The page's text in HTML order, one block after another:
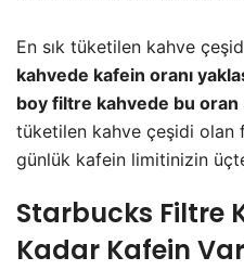
En sık tüketilen kahve
kahvede kafein oranı
boy filtre kahvede bu oran
tüketilen kahve çeşidi olan
günlük kafein limitinizin
Starbucks Filtre
Kadar Kafein